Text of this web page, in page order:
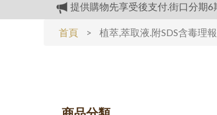
提供購物先享受後支付.街口分期6
植物萃取液.附SDS含毒理報告
植物萃取液.附SDS含毒理報告
首頁 > 植萃,萃取液.附SDS含毒理